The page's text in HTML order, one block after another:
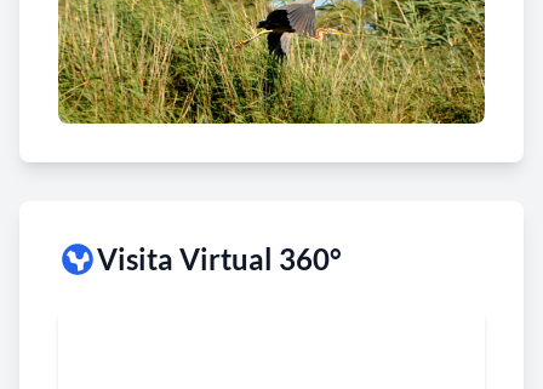
Visita Virtual 360°